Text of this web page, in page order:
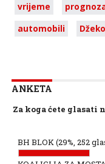
vrijeme
automobili
Džeko
ANKETA
Za koga ćete glasati
BH BLOK(29%, 252